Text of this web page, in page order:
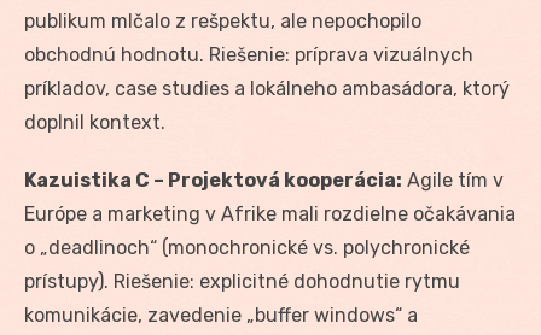
publikum mlčalo z rešpektu, ale nepochopilo
obchodnú hodnotu. Riešenie: príprava vizuálnych
príkladov, case studies a lokálneho ambasádora, ktorý
doplnil kontext.
Kazuistika C – Projektová kooperácia: Agile tím v
Európe a marketing v Afrike mali rozdielne očakávania
o „deadlinoch“ (monochronické vs. polychronické
prístupy). Riešenie: explicitné dohodnutie rytmu
komunikácie, zavedenie „buffer windows“ a